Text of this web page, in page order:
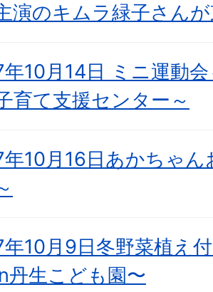
演のキムラ緑子さん
10月14日 ミニ運動
育て支援センター～
10月16日あかちゃ
10月9日冬野菜植え
丹生こども園〜